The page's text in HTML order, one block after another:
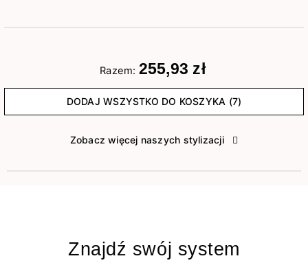
Razem: 255,93 zł
DODAJ WSZYSTKO DO KOSZYKA (7)
Zobacz więcej naszych stylizacji
Znajdź swój system